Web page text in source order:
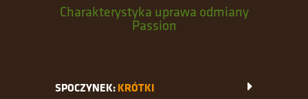
Charakterystyka uprawa odmiany
Passion
SPOCZYNEK:KRÓTKI